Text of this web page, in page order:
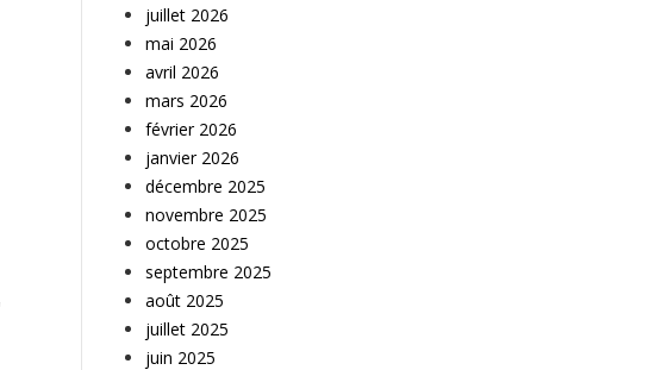
juillet 2026
mai 2026
avril 2026
mars 2026
février 2026
janvier 2026
décembre 2025
novembre 2025
octobre 2025
septembre 2025
août 2025
juillet 2025
juin 2025